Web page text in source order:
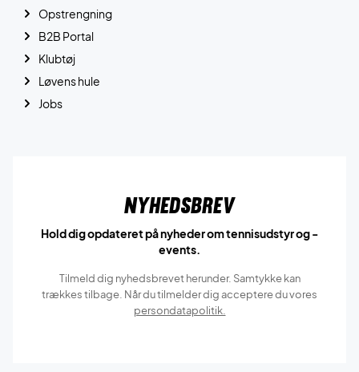
Opstrengning
B2B Portal
Klubtøj
Løvens hule
Jobs
Nyhedsbrev
Hold dig opdateret på nyheder om tennisudstyr og -
events.
Tilmeld dig nyhedsbrevet herunder. Samtykke kan
trækkes tilbage. Når du tilmelder dig acceptere du vores
persondatapolitik.